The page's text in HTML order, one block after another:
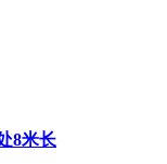
8米长